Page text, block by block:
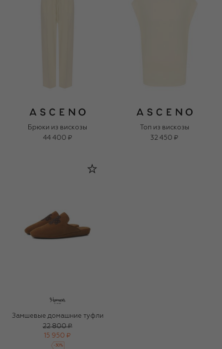
Брюки из вискозы
44 400 ₽
Топ из вискозы
32 450 ₽
Замшевые домашние туфли
22 800 ₽
15 950 ₽
-30%